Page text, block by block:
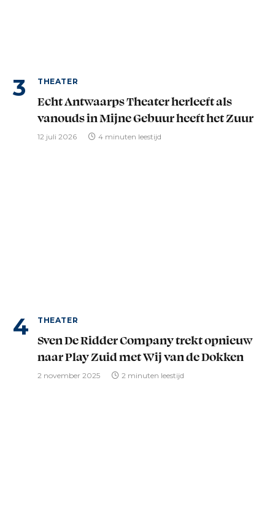
THEATER
Echt Antwaarps Theater herleeft als
vanouds in Mijne Gebuur heeft het Zuur
12 juli 2026 4 minuten leestijd
THEATER
Sven De Ridder Company trekt opnieuw
naar Play Zuid met Wij van de Dokken
2 november 2025 2 minuten leestijd